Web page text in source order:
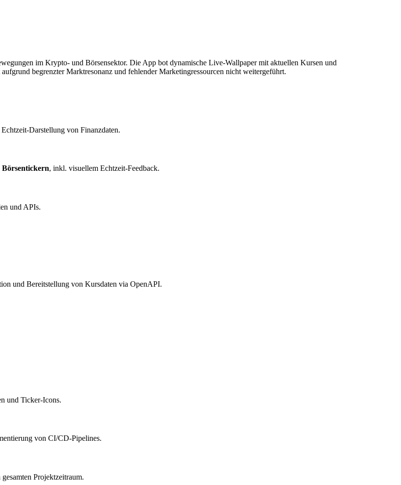
im Krypto- und Börsensektor. Die App bot dynamische Live-Wallpaper mit aktuellen Kursen und
begrenzter Marktresonanz und fehlender Marketingressourcen nicht weitergeführt.
Darstellung von Finanzdaten.
Börsentickern, inkl. visuellem Echtzeit-Feedback.
und APIs.
und Bereitstellung von Kursdaten via OpenAPI.
und Ticker-Icons.
von CI/CD-Pipelines.
Projektzeitraum.